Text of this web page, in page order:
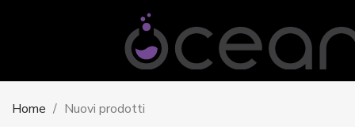
Home Nuovi prodotti